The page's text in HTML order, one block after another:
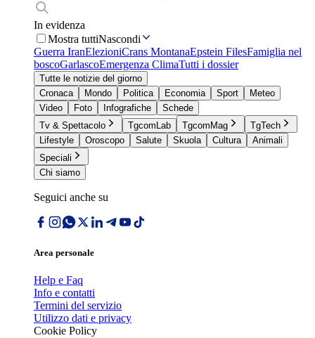
In evidenza
Mostra tuttiNascondi
Guerra IranElezioniCrans MontanaEpstein FilesFamiglia nel
boscoGarlascoEmergenza ClimaTutti i dossier
Tutte le notizie del giorno
Cronaca
Mondo Politica Economia Sport
Meteo
Video
Foto Infografiche
Schede
Tv & Spettacolo
TgcomLab TgcomMag
TgTech
Lifestyle
Oroscopo Salute Skuola Cultura
Animali
Speciali
Chi siamo
Seguici anche su
Area personale
Help e Faq
Info e contatti
Termini del servizio
Utilizzo dati e privacy
Cookie Policy